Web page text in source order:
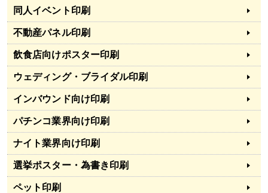
同人イベント印刷
不動産パネル印刷
飲食店向けポスター印刷
ウェディング・ブライダル印刷
インバウンド向け印刷
パチンコ業界向け印刷
ナイト業界向け印刷
選挙ポスター・為書き印刷
ペット印刷